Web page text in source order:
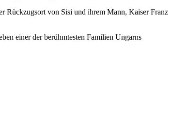
Rückzugsort von Sisi und ihrem Mann, Kaiser Franz
einer der berühmtesten Familien Ungarns